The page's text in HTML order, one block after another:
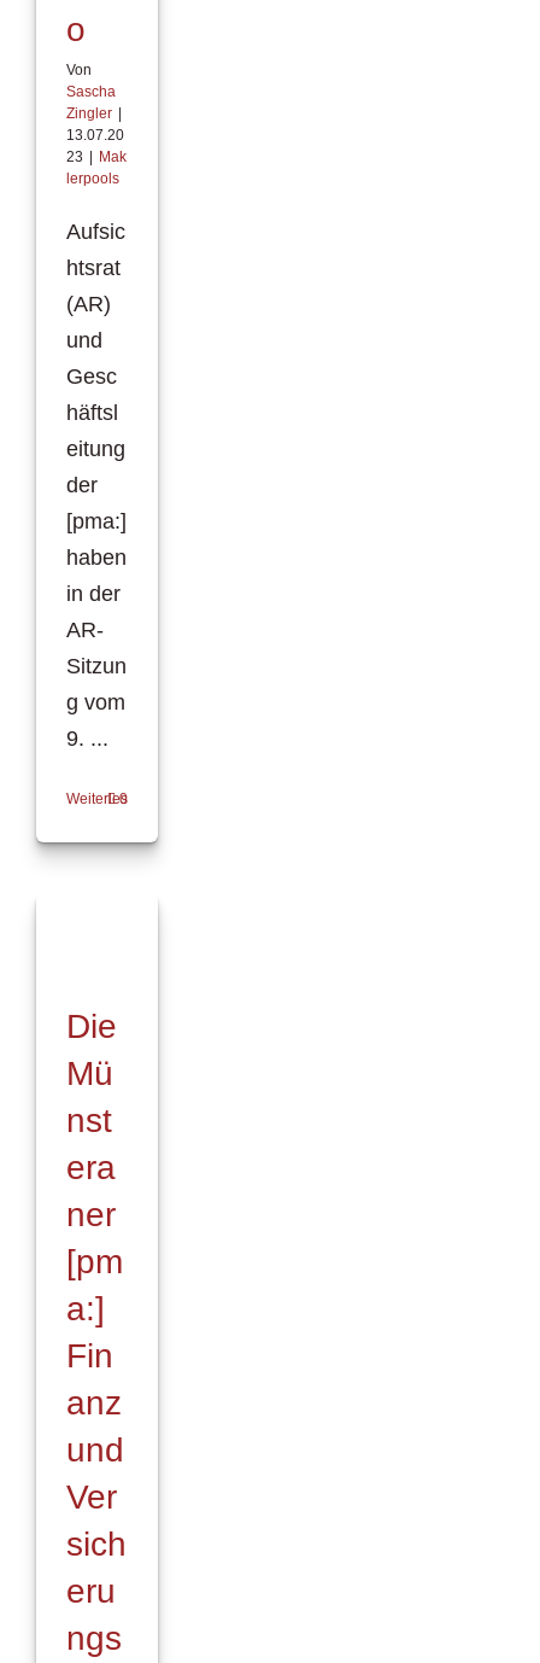
o
Von
Sascha
Zingler
13.07.20
23
Mak
lerpools
Aufsic
htsrat
(AR)
und
Gesc
häftsl
eitung
der
[pma:]
haben
in der
AR-
Sitzun
g vom
9. ...
Weiterlesen
0
Die
Mü
nst
era
ner
[pm
a:]
Fin
anz
und
Ver
sich
eru
ngs